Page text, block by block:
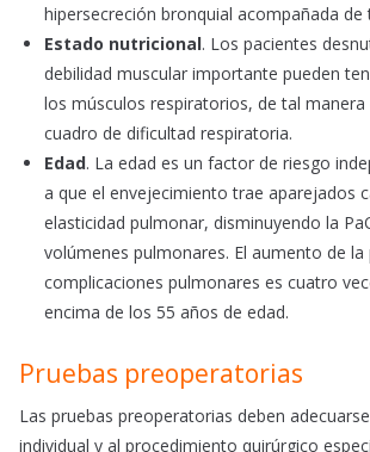
hipersecreción bronquial acompañada de
Estado nutricional. Los pacientes
debilidad muscular importante pueden
los músculos respiratorios, de tal manera
cuadro de dificultad respiratoria.
Edad. La edad es un factor de riesgo
a que el envejecimiento trae aparejados
elasticidad pulmonar, disminuyendo la
volúmenes pulmonares. El aumento de la
complicaciones pulmonares es cuatro
encima de los 55 años de edad.
Pruebas preoperatorias
Las pruebas preoperatorias deben
individual y al procedimiento quirúrgico